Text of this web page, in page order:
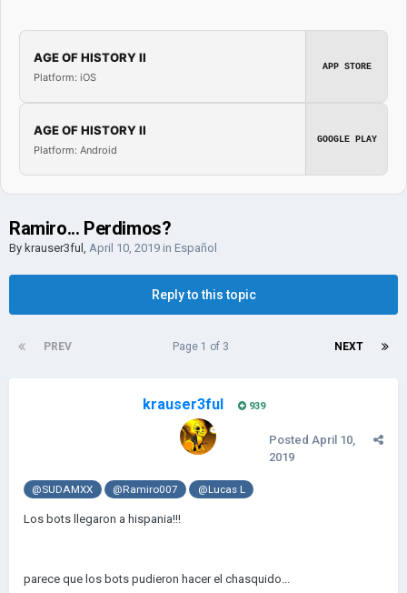
AGE OF HISTORY II
Platform: iOS
APP STORE
AGE OF HISTORY II
Platform: Android
GOOGLE PLAY
Ramiro... Perdimos?
By krauser3ful , April 10, 2019 in Español
Reply to this topic
PREV NEXT
Page 1 of 3
krauser3ful 939
Posted April 10,
2019
@SUDAMXX @Ramiro007 @Lucas L
Los bots llegaron a hispania!!!
parece que los bots pudieron hacer el chasquido...